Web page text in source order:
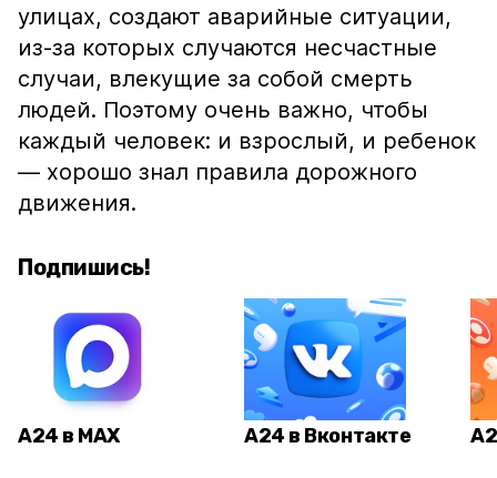
улицах, создают аварийные ситуации,
из-за которых случаются несчастные
случаи, влекущие за собой смерть
людей. Поэтому очень важно, чтобы
каждый человек: и взрослый, и ребенок
— хорошо знал правила дорожного
движения.
Подпишись!
А24 в MAX А24 в Вконтакте